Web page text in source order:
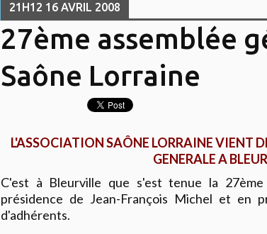
21H12 16 AVRIL 2008
27ème assemblée
Saône Lorraine
L'ASSOCIATION SAÔNE LORRAINE VIENT
GENERALE A
C'est à Bleurville que s'est tenue la
présidence de Jean-François Michel et en
d'adhérents.